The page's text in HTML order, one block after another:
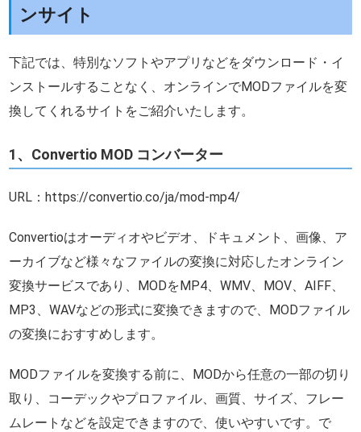
ンサイト
下記では、特別なソフトやアプリなどをダウンロード・イ
ンストールすることなく、オンラインでMODファイルを変
換してくれるサイトをご紹介いたします。
1、Convertio MOD コンバーター
URL：https://convertio.co/ja/mod-mp4/
Convertioはオーディオやビデオ、ドキュメント、画像、ア
ーカイブなど様々なファイルの変換に対応したオンライン
変換サービスであり、MODをMP4、WMV、MOV、AIFF、
MP3、WAVなどの形式に変換できますので、MODファイル
の変換におすすめします。
MODファイルを変換する前に、MODから任意の一部の切り
取り、コーデックやプロファイル、画質、サイズ、フレー
ムレートなどを設定できますので、使いやすいです。で